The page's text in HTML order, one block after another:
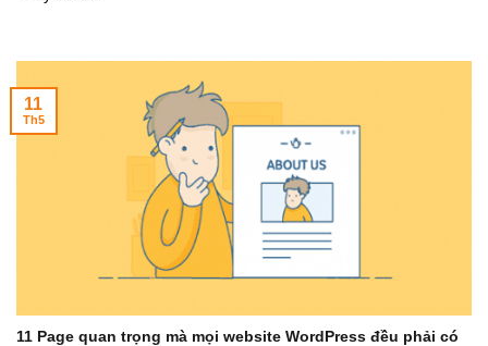
11 Page quan trọng mà mọi website WordPress đều phải có
11
Th5